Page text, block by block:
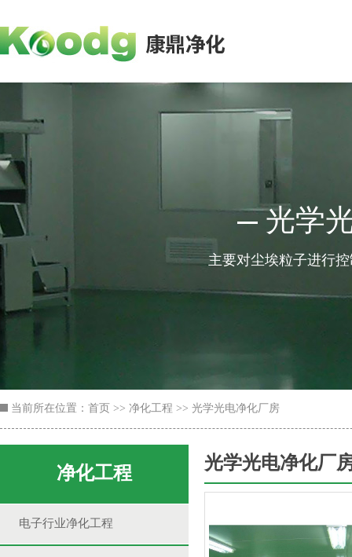
光学
主要对尘埃粒子进行
当前所在位置： 首页 >> 净化工程 >> 光学光电净化厂房
净化工程
电子行业净化工程
光学光电净化厂